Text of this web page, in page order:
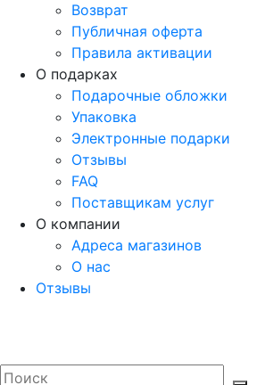
Возврат
Публичная оферта
Правила активации
О подарках
Подарочные обложки
Упаковка
Электронные подарки
Отзывы
FAQ
Поставщикам услуг
О компании
Адреса магазинов
О нас
Отзывы